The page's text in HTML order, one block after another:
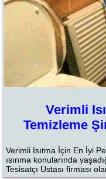
Verimli
Temizleme
Verimli Isıtma İçin En İyi
ısınma konularında
Tesisatçı Ustası firması